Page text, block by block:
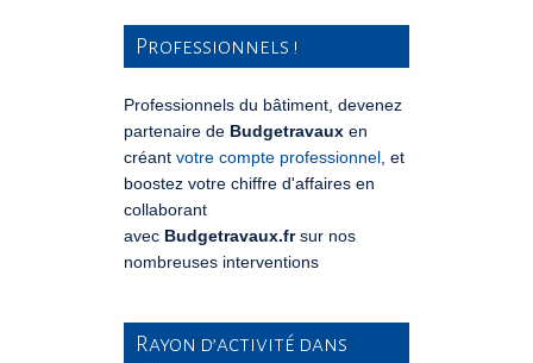
Professionnels !
Professionnels du bâtiment, devenez
partenaire de Budgetravaux en
créant votre compte professionnel, et
boostez votre chiffre d'affaires en
collaborant
avec Budgetravaux.frsur nos
nombreuses interventions
Rayon d’activité dans